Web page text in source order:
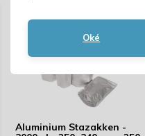
Oké
Aluminium Stazakken -